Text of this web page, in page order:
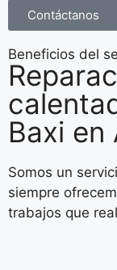
Contáctanos
Beneficios del
Baxi en
Somos un
siempre
trabajos que